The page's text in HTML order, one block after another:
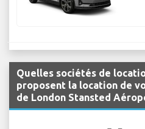
Quelles sociétés de
proposent la location de
de London Stansted